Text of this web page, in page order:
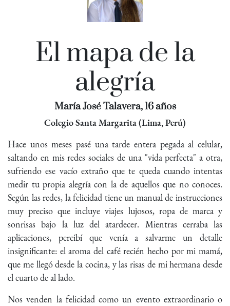
El mapa de la
alegría
María José Talavera, 16 años
Colegio Santa Margarita (Lima, Perú)
Hace unos meses pasé una tarde entera pegada al celular,
saltando en mis redes sociales de una "vida perfecta" a otra,
sufriendo ese vacío extraño que te queda cuando intentas
medir tu propia alegría con la de aquellos que no conoces.
Según las redes, la felicidad tiene un manual de instrucciones
muy preciso que incluye viajes lujosos, ropa de marca y
sonrisas bajo la luz del atardecer. Mientras cerraba las
aplicaciones, percibí que venía a salvarme un detalle
insignificante: el aroma del café recién hecho por mi mamá,
que me llegó desde la cocina, y las risas de mi hermana desde
el cuarto de al lado.
Nos venden la felicidad como un evento extraordinario o